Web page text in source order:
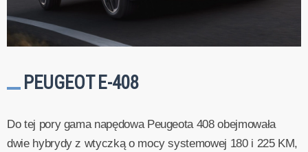
PEUGEOT E-408
Do tej pory gama napędowa Peugeota 408 obejmowała
dwie hybrydy z wtyczką o mocy systemowej 180 i 225 KM,